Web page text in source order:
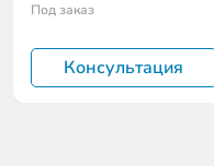
Под заказ
Консультация